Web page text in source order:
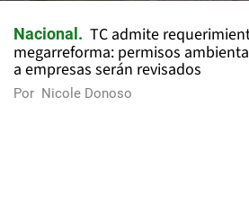
Nacional
TC admite
megarreforma: permisos
a empresas serán revisados
Por Nicole Donoso